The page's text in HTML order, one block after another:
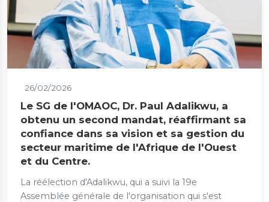
26/02/2026
Le SG de l'OMAOC, Dr. Paul Adalikwu, a
obtenu un second mandat, réaffirmant sa
confiance dans sa vision et sa gestion du
secteur maritime de l'Afrique de l'Ouest
et du Centre.
La réélection d'Adalikwu, qui a suivi la 19e
Assemblée générale de l'organisation qui s'est